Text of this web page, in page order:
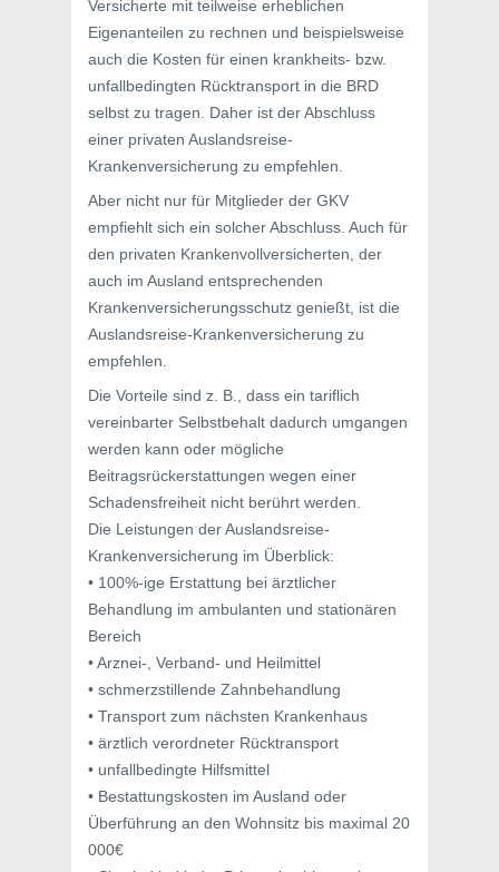
Versicherte mit teilweise erheblichen
Eigenanteilen zu rechnen und beispielsweise
auch die Kosten für einen krankheits- bzw.
unfallbedingten Rücktransport in die BRD
selbst zu tragen. Daher ist der Abschluss
einer privaten Auslandsreise-
Krankenversicherung zu empfehlen.
Aber nicht nur für Mitglieder der GKV
empfiehlt sich ein solcher Abschluss. Auch für
den privaten Krankenvollversicherten, der
auch im Ausland entsprechenden
Krankenversicherungsschutz genießt, ist die
Auslandsreise-Krankenversicherung zu
empfehlen.
Die Vorteile sind z. B., dass ein tariflich
vereinbarter Selbstbehalt dadurch umgangen
werden kann oder mögliche
Beitragsrückerstattungen wegen einer
Schadensfreiheit nicht berührt werden.
Die Leistungen der Auslandsreise-
Krankenversicherung im Überblick:
• 100%-ige Erstattung bei ärztlicher
Behandlung im ambulanten und stationären
Bereich
• Arznei-, Verband- und Heilmittel
• schmerzstillende Zahnbehandlung
• Transport zum nächsten Krankenhaus
• ärztlich verordneter Rücktransport
• unfallbedingte Hilfsmittel
• Bestattungskosten im Ausland oder
Überführung an den Wohnsitz bis maximal 20
000€